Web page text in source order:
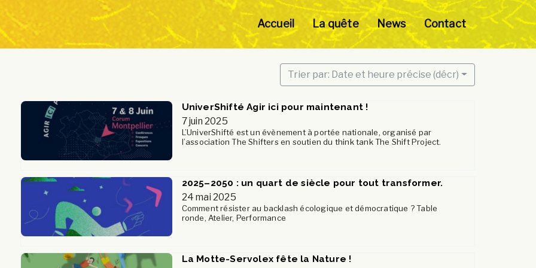
Accueil La quête News Contact
Trier par: Date et heure précise (décr)
UniverShifté Agir ici pour maintenant !
7 juin 2025
L’UniverShifté est un évènement à portée nationale, organisé par
l’association The Shifters en soutien du think tank The Shift Project.
2025–2050 : un quart de siècle pour tout transformer.
24 mai 2025
Comment résister au backlash écologique et démocratique ? Table
ronde, Atelier, Performance
La Motte-Servolex fête la Nature !